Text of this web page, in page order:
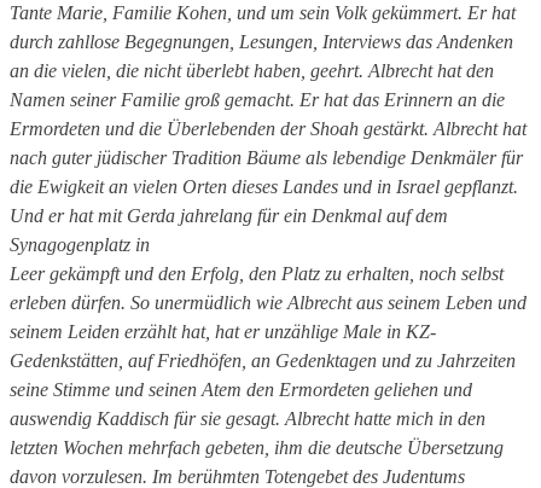
Tante Marie, Familie Kohen, und um sein Volk gekümmert. Er hat
durch zahllose Begegnungen, Lesungen, Interviews das Andenken
an die vielen, die nicht überlebt haben, geehrt. Albrecht hat den
Namen seiner Familie groß gemacht. Er hat das Erinnern an die
Ermordeten und die Überlebenden der Shoah gestärkt. Albrecht hat
nach guter jüdischer Tradition Bäume als lebendige Denkmäler für
die Ewigkeit an vielen Orten dieses Landes und in Israel gepflanzt.
Und er hat mit Gerda jahrelang für ein Denkmal auf dem
Synagogenplatz in
Leer gekämpft und den Erfolg, den Platz zu erhalten, noch selbst
erleben dürfen. So unermüdlich wie Albrecht aus seinem Leben und
seinem Leiden erzählt hat, hat er unzählige Male in KZ-
Gedenkstätten, auf Friedhöfen, an Gedenktagen und zu Jahrzeiten
seine Stimme und seinen Atem den Ermordeten geliehen und
auswendig Kaddisch für sie gesagt. Albrecht hatte mich in den
letzten Wochen mehrfach gebeten, ihm die deutsche Übersetzung
davon vorzulesen. Im berühmten Totengebet des Judentums